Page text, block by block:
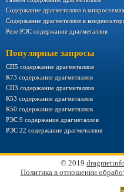
Содержание драгметаллов в
Содержание драгметаллов в
Реле РЭС содержание драгметаллов
Популярные запросы
СП5 содержание драгметаллов
К73 содержание драгметаллов
СП3 содержание драгметаллов
К53 содержание драгметаллов
К50 содержание драгметаллов
РЭС 9 содержание драгметаллов
РЭС 22 содержание драгметаллов
© 2019
Политика в отношении